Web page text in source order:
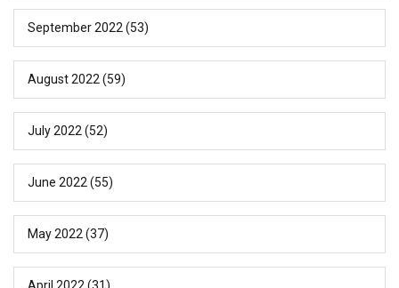
September 2022 (53)
August 2022 (59)
July 2022 (52)
June 2022 (55)
May 2022 (37)
April 2022 (31)